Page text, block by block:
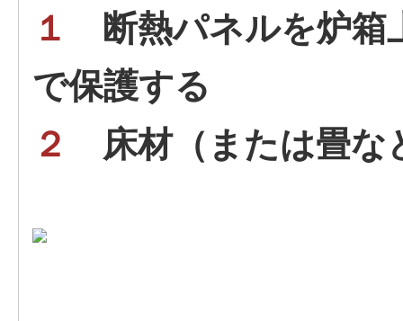
１
断熱パネルを炉
で保護する
２
床材（または畳